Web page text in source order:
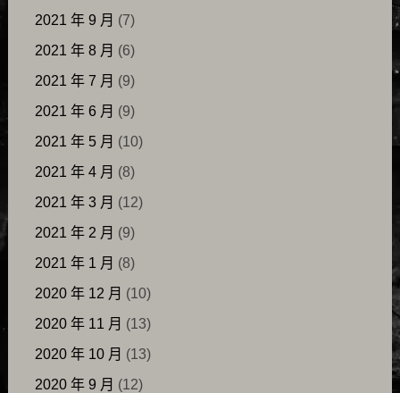
2021 年 9 月 (7)
2021 年 8 月 (6)
2021 年 7 月 (9)
2021 年 6 月 (9)
2021 年 5 月 (10)
2021 年 4 月 (8)
2021 年 3 月 (12)
2021 年 2 月 (9)
2021 年 1 月 (8)
2020 年 12 月 (10)
2020 年 11 月 (13)
2020 年 10 月 (13)
2020 年 9 月 (12)